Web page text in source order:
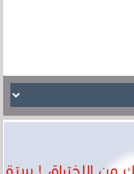
الاختراق ! ستة